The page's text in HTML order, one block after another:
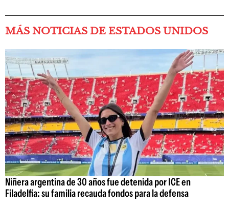
MÁS NOTICIAS DE ESTADOS UNIDOS
Niñera argentina de 30 años fue detenida por ICE en
Filadelfia: su familia recauda fondos para la defensa